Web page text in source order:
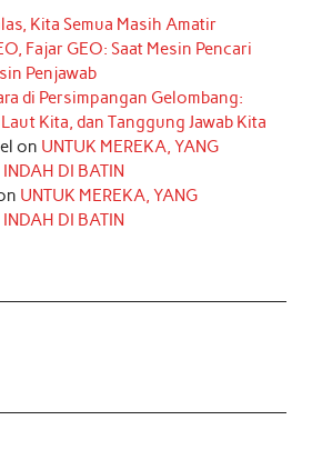
Kita Semua Masih Amatir
Fajar GEO: Saat Mesin Pencari
Penjawab
di Persimpangan Gelombang:
Kita, dan Tanggung Jawab Kita
on UNTUK MEREKA, YANG
INDAH DI BATIN
UNTUK MEREKA, YANG
INDAH DI BATIN